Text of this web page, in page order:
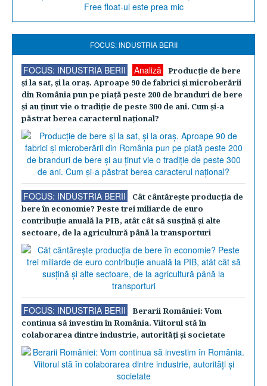
FOCUS: INDUSTRIA BERII
FOCUS: INDUSTRIA BERII Analiză
Producţie de bere
şi la sat, şi la oraş. Aproape 90 de fabrici şi microberării
din România pun pe piaţă peste 200 de branduri de bere
şi au ţinut vie o tradiţie de peste 300 de ani. Cum şi-a
păstrat berea caracterul naţional?
FOCUS: INDUSTRIA BERII
Cât cântăreşte producţia de
bere în economie? Peste trei miliarde de euro
contribuţie anuală la PIB, atât cât să susţină şi alte
sectoare, de la agricultură până la transporturi
FOCUS: INDUSTRIA BERII
Berarii României: Vom
continua să investim în România. Viitorul stă în
colaborarea dintre industrie, autorităţi şi societate